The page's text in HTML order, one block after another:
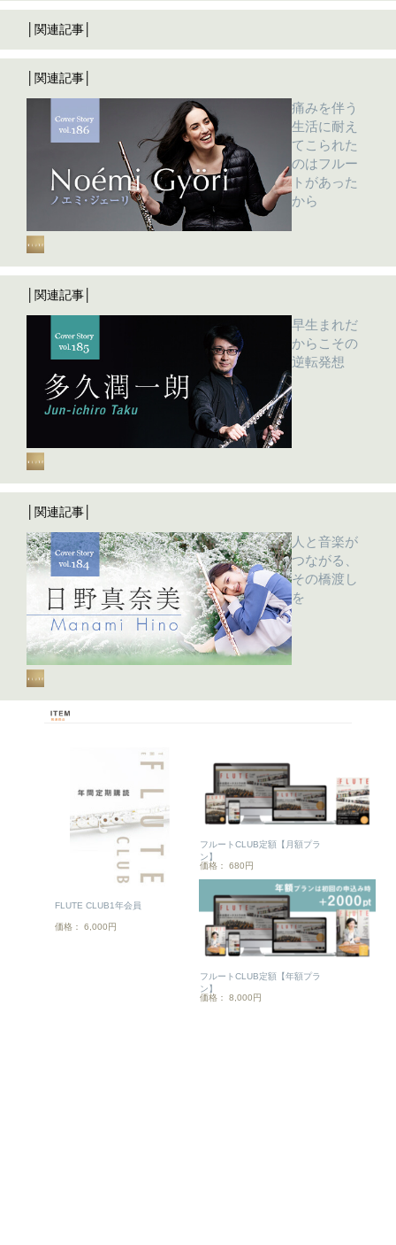
│関連記事│
│関連記事│
痛みを伴う
生活に耐え
てこられた
のはフルー
トがあった
から
│関連記事│
早生まれだ
からこその
逆転発想
│関連記事│
人と音楽が
つながる、
その橋渡し
を
FLUTE CLUB1年会員
価格： 6,000円
フルートCLUB定額【月額プラ
ン】
価格： 680円
フルートCLUB定額【年額プラ
ン】
価格： 8,000円